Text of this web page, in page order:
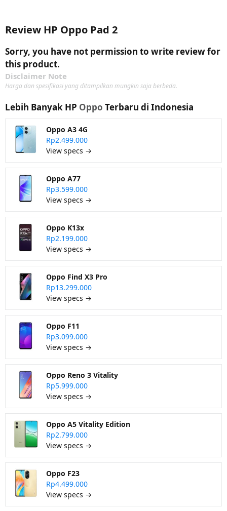
Review HP Oppo Pad 2
Sorry, you have not permission to write review for
this product.
Disclaimer Note
Harga dan spesifikasi yang ditampilkan mungkin saja berbeda.
Lebih Banyak HP Oppo Terbaru di Indonesia
Oppo A3 4G
Rp2.499.000
View specs →
Oppo A77
Rp3.599.000
View specs →
Oppo K13x
Rp2.199.000
View specs →
Oppo Find X3 Pro
Rp13.299.000
View specs →
Oppo F11
Rp3.099.000
View specs →
Oppo Reno 3 Vitality
Rp5.999.000
View specs →
Oppo A5 Vitality Edition
Rp2.799.000
View specs →
Oppo F23
Rp4.499.000
View specs →